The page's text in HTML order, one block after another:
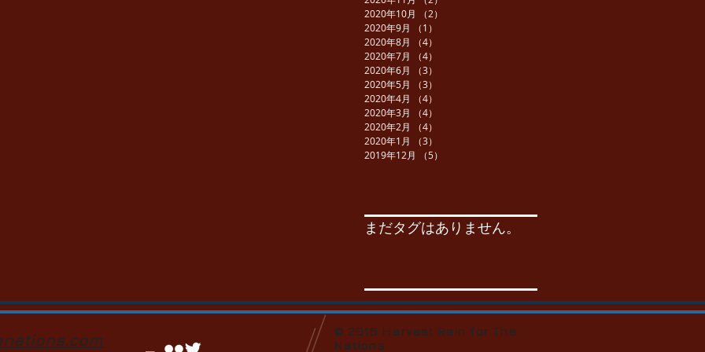
2020年10月
（2）
2020年9月
（1）
2020年8月
（4）
2020年7月
（4）
2020年6月
（3）
2020年5月
（3）
2020年4月
（4）
2020年3月
（4）
2020年2月
（4）
2020年1月
（3）
2019年12月
（5）
まだタグはありません。
© 2016 Harvest Rain for The
Nations